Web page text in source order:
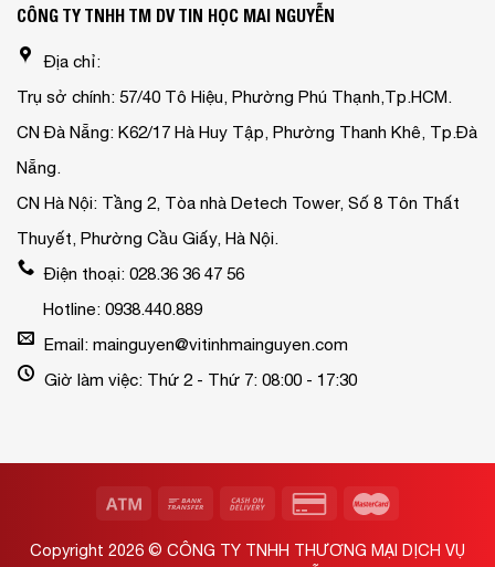
CÔNG TY TNHH TM DV TIN HỌC MAI NGUYỄN
Địa chỉ:
Trụ sở chính: 57/40 Tô Hiệu, Phường Phú Thạnh,Tp.HCM.
CN Đà Nẵng: K62/17 Hà Huy Tập, Phường Thanh Khê, Tp.Đà
Nẵng.
CN Hà Nội: Tầng 2, Tòa nhà Detech Tower, Số 8 Tôn Thất
Thuyết, Phường Cầu Giấy, Hà Nội.
Điện thoại: 028.36 36 47 56
Hotline: 0938.440.889
Email: mainguyen@vitinhmainguyen.com
Giờ làm việc: Thứ 2 - Thứ 7: 08:00 - 17:30
Copyright 2026 © CÔNG TY TNHH THƯƠNG MẠI DỊCH VỤ